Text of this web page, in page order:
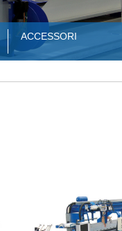
ACCESSORI